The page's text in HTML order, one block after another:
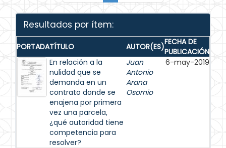
Resultados por ítem:
PORTADATÍTULO AUTOR(ES)FECHA DE
PUBLICACIÓN
En relación a la
nulidad que se
demanda en un
contrato donde se
enajena por primera
vez una parcela,
¿qué autoridad tiene
competencia para
resolver?
Juan
Antonio
Arana
Osornio
6-may-2019